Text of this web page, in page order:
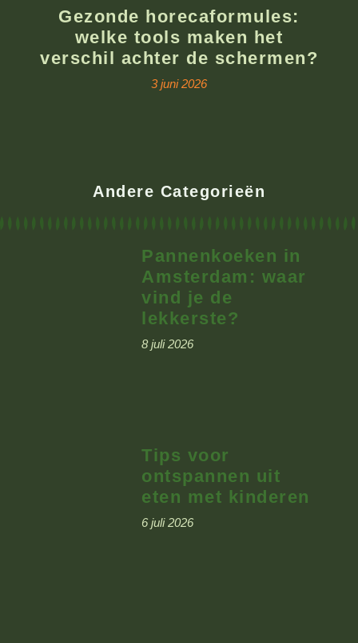
Gezonde horecaformules:
welke tools maken het
verschil achter de schermen?
3 juni 2026
Andere Categorieën
Pannenkoeken in
Amsterdam: waar
vind je de
lekkerste?
8 juli 2026
Tips voor
ontspannen uit
eten met kinderen
6 juli 2026